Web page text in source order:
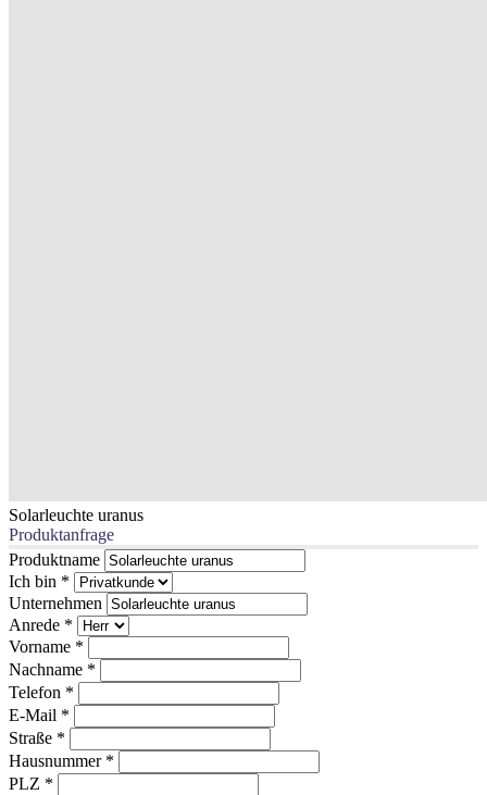
Solarleuchte uranus
Produktanfrage
Produktname
Ich bin *
Unternehmen
Anrede *
Vorname *
Nachname *
Telefon *
E-Mail *
Straße *
Hausnummer *
PLZ *